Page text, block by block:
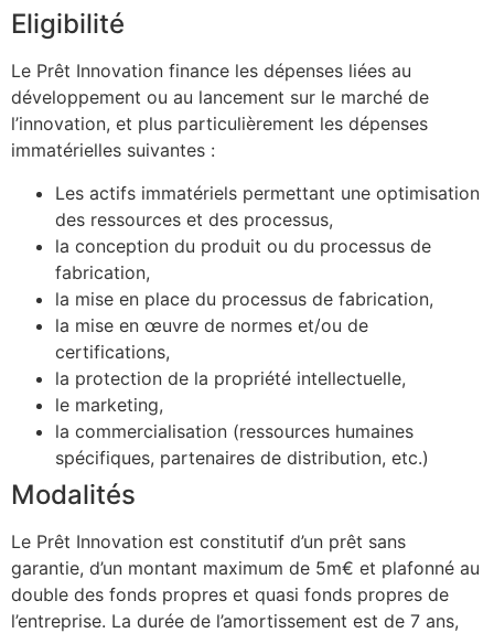
Eligibilité
Le Prêt Innovation finance les dépenses liées au
développement ou au lancement sur le marché de
l’innovation, et plus particulièrement les dépenses
immatérielles suivantes :
Les actifs immatériels permettant une optimisation
des ressources et des processus,
la conception du produit ou du processus de
fabrication,
la mise en place du processus de fabrication,
la mise en œuvre de normes et/ou de
certifications,
la protection de la propriété intellectuelle,
le marketing,
la commercialisation (ressources humaines
spécifiques, partenaires de distribution, etc.)
Modalités
Le Prêt Innovation est constitutif d’un prêt sans
garantie, d’un montant maximum de 5m€ et plafonné au
double des fonds propres et quasi fonds propres de
l’entreprise. La durée de l’amortissement est de 7 ans,